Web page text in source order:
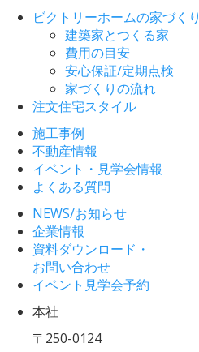
ビクトリーホームの家づくり
建築家とつくる家
費用の目安
安心保証/定期点検
家づくりの流れ
注文住宅スタイル
施工事例
不動産情報
イベント・見学会情報
よくある質問
NEWS/お知らせ
企業情報
資料ダウンロード・
お問い合わせ
イベント見学会予約
本社
〒250-0124